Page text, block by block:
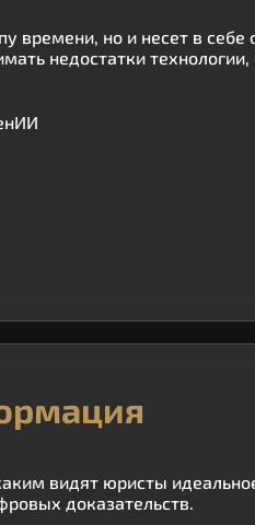
времени, но и несет в себе
недостатки
видят юристы
доказательств.